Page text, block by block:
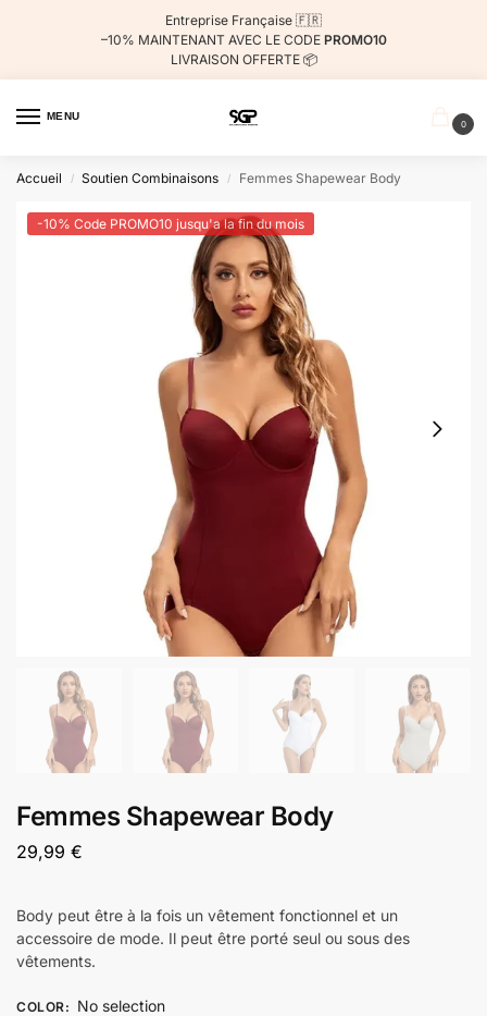
Entreprise Française 🇫🇷
–10% MAINTENANT AVEC LE CODE PROMO10
LIVRAISON OFFERTE 📦
MENU
0
Accueil / Soutien Combinaisons / Femmes Shapewear Body
-10% Code PROMO10 jusqu'a la fin du mois
Femmes Shapewear Body
29,99 €
Body peut être à la fois un vêtement fonctionnel et un
accessoire de mode. Il peut être porté seul ou sous des
vêtements.
COLOR: No selection